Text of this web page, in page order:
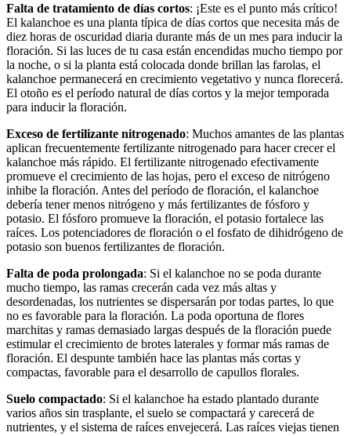
Falta de tratamiento de días cortos: ¡Este es el punto más crítico!
El kalanchoe es una planta típica de días cortos que necesita más de
diez horas de oscuridad diaria durante más de un mes para inducir la
floración. Si las luces de tu casa están encendidas mucho tiempo por
la noche, o si la planta está colocada donde brillan las farolas, el
kalanchoe permanecerá en crecimiento vegetativo y nunca florecerá.
El otoño es el período natural de días cortos y la mejor temporada
para inducir la floración.
Exceso de fertilizante nitrogenado: Muchos amantes de las plantas
aplican frecuentemente fertilizante nitrogenado para hacer crecer el
kalanchoe más rápido. El fertilizante nitrogenado efectivamente
promueve el crecimiento de las hojas, pero el exceso de nitrógeno
inhibe la floración. Antes del período de floración, el kalanchoe
debería tener menos nitrógeno y más fertilizantes de fósforo y
potasio. El fósforo promueve la floración, el potasio fortalece las
raíces. Los potenciadores de floración o el fosfato de dihidrógeno de
potasio son buenos fertilizantes de floración.
Falta de poda prolongada: Si el kalanchoe no se poda durante
mucho tiempo, las ramas crecerán cada vez más altas y
desordenadas, los nutrientes se dispersarán por todas partes, lo que
no es favorable para la floración. La poda oportuna de flores
marchitas y ramas demasiado largas después de la floración puede
estimular el crecimiento de brotes laterales y formar más ramas de
floración. El despunte también hace las plantas más cortas y
compactas, favorable para el desarrollo de capullos florales.
Suelo compactado: Si el kalanchoe ha estado plantado durante
varios años sin trasplante, el suelo se compactará y carecerá de
nutrientes, y el sistema de raíces envejecerá. Las raíces viejas tienen